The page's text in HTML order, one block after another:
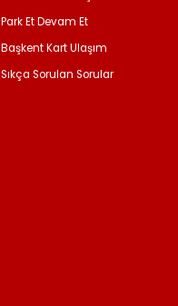
Park Et Devam Et
Başkent Kart Ulaşım
Sıkça Sorulan Sorular